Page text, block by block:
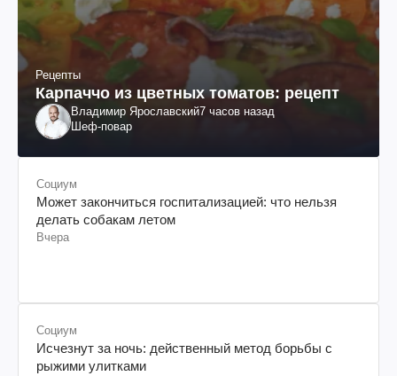
Рецепты
Карпаччо из цветных томатов: рецепт
Владимир Ярославский7 часов назад
Шеф-повар
Социум
Может закончиться госпитализацией: что нельзя
делать собакам летом
Вчера
Социум
Исчезнут за ночь: действенный метод борьбы с
рыжими улитками